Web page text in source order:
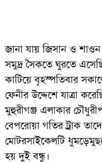
জানা যায় জিসান ও শাওন
সমুদ্র সৈকতে ঘুরতে
কাটিয়ে বৃহস্পতিবার
ফেনীর উদ্দেশে যাত্রা
মুহুরীগঞ্জ এলাকার
বেপরোয়া গতির ট্রাক
মোটরসাইকেলটি
হয় দুই বন্ধু।